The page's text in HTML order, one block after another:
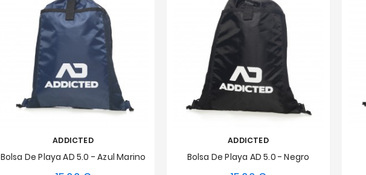
ADDICTED
Bolsa De Playa AD 5.0 - Azul Marino
ADDICTED
Bolsa De Playa AD 5.0 - Negro